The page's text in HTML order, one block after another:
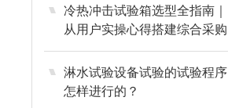
冷热冲击试验箱选型全指南｜
从用户实操心得搭建综合采购
评估体系
淋水试验设备试验的试验程序
怎样进行的？